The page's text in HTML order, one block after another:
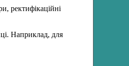
ректифікаційні
Наприклад, для